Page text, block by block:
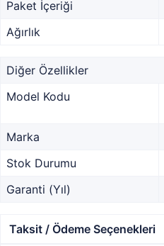
Paket İçeriği
Ağırlık
Diğer Özellikler
Model Kodu
Marka
Stok Durumu
Garanti (Yıl)
Taksit / Ödeme Seçenekleri